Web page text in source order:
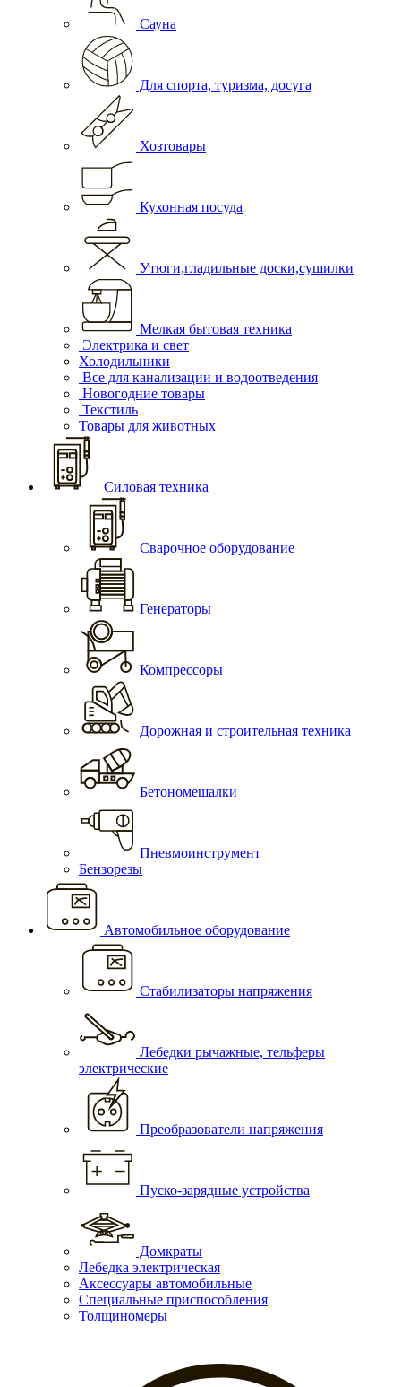
Сауна
Для спорта, туризма, досуга
Хозтовары
Кухонная посуда
Утюги,гладильные доски,сушилки
Мелкая бытовая техника
Электрика и свет
Холодильники
Все для канализации и водоотведения
Новогодние товары
Текстиль
Товары для животных
Силовая техника
Сварочное оборудование
Генераторы
Компрессоры
Дорожная и строительная техника
Бетономешалки
Пневмоинструмент
Бензорезы
Автомобильное оборудование
Стабилизаторы напряжения
Лебедки рычажные, тельферы
электрические
Преобразователи напряжения
Пуско-зарядные устройства
Домкраты
Лебедка электрическая
Аксессуары автомобильные
Специальные приспособления
Толщиномеры